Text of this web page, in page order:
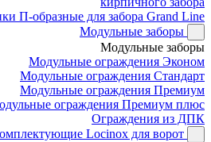
П-образные для забора Grand Line
Модульные заборы
Модульные заборы
Модульные ограждения Эконом
Модульные ограждения Стандарт
Модульные ограждения Премиум
ограждения Премиум плюс
Ограждения из ДПК
Locinox для ворот